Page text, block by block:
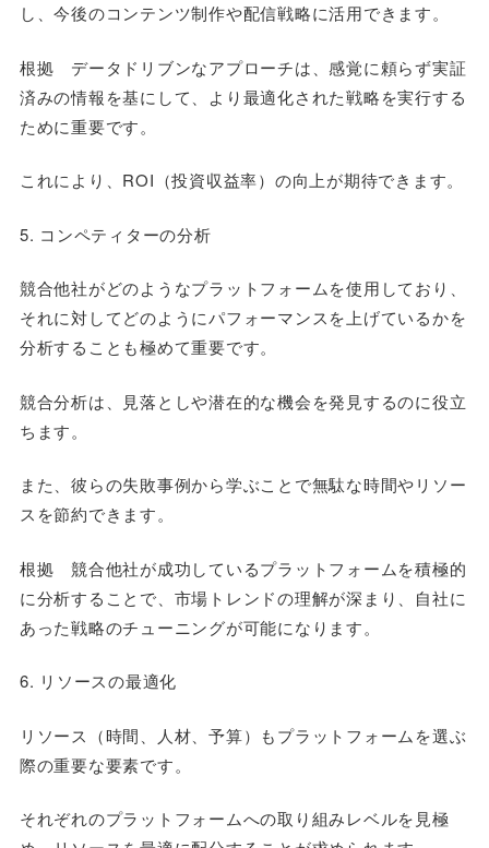
し、今後のコンテンツ制作や配信戦略に活用できます。
根拠 データドリブンなアプローチは、感覚に頼らず実証
済みの情報を基にして、より最適化された戦略を実行する
ために重要です。
これにより、ROI（投資収益率）の向上が期待できます。
5. コンペティターの分析
競合他社がどのようなプラットフォームを使用しており、
それに対してどのようにパフォーマンスを上げているかを
分析することも極めて重要です。
競合分析は、見落としや潜在的な機会を発見するのに役立
ちます。
また、彼らの失敗事例から学ぶことで無駄な時間やリソー
スを節約できます。
根拠 競合他社が成功しているプラットフォームを積極的
に分析することで、市場トレンドの理解が深まり、自社に
あった戦略のチューニングが可能になります。
6. リソースの最適化
リソース（時間、人材、予算）もプラットフォームを選ぶ
際の重要な要素です。
それぞれのプラットフォームへの取り組みレベルを見極